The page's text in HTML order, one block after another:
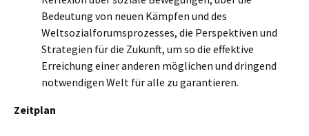
Bedeutung von neuen Kämpfen und des
Weltsozialforumsprozesses, die Perspektiven und
Strategien für die Zukunft, um so die effektive
Erreichung einer anderen möglichen und dringend
notwendigen Welt für alle zu garantieren.
Zeitplan